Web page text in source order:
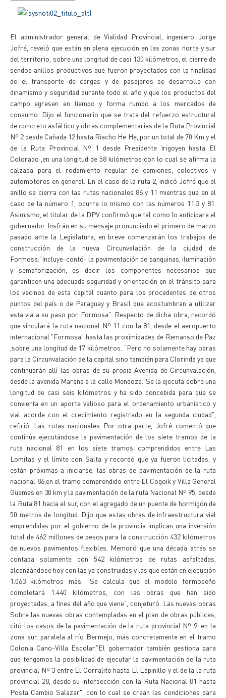
El administrador general de Vialidad Provincial, ingeniero Jorge
Jofré, reveló que están en plena ejecución en las zonas norte y sur
del territorio, sobre una longitud de casi 130 kilómetros, el cierre de
sendos anillos productivos que fueron proyectados con la finalidad
de el transporte de cargas y de pasajeros se desarrolle con
dinamismo y seguridad durante todo el año y que los productos del
campo egresen en tiempo y forma rumbo a los mercados de
consumo. Dijo el funcionario que se trata del refuerzo estructural
de concreto asfáltico y obras complementarias de la Ruta Provincial
Nº 2 desde Cañada 12 hasta Riacho He He, por un total de 70 Km y el
de la Ruta Provincial Nº 1 desde Presidente Irigoyen hasta El
Colorado ,en una longitud de 58 kilómetros con lo cual se afirma la
calzada para el rodamiento regular de camiones, colectivos y
automotores en general. En el caso de la ruta 2, indicó Jofré que el
anillo se cierra con las rutas nacionales 86 y 11 mientras que en el
caso de la número 1, ocurre lo mismo con las números 11,3 y 81.
Asimismo, el titular de la DPV confirmó que tal como lo anticipara el
gobernador Insfrán en su mensaje pronunciado el primero de marzo
pasado ante la Legislatura, en breve comenzarán los trabajos de
construcción de la nueva Circunvalación de la ciudad de
Formosa."Incluye-contó- la pavimentación de banquinas, iluminación
y semaforización, es decir los componentes necesarios que
garanticen una adecuada seguridad y orientación en el tránsito para
los vecinos de esta capital cuanto para los procedentes de otros
puntos del país o de Paraguay y Brasil que acostumbran a utilizar
esta via a su paso por Formosa". Respecto de dicha obra, recordó
que vinculará la ruta nacional Nº 11 con la 81, desde el aeropuerto
internacional "Formosa" hasta las proximidades de Remanso de Paz
,sobre una longitud de 17 kilómetros. “Pero no solamente hay obras
para la Circunvalación de la capital sino también para Clorinda ya que
continuarán allí las obras de su propia Avenida de Circunvalación,
desde la avenida Marana a la calle Mendoza."Se la ejecuta sobre una
longitud de casi seis kilómetros y ha sido concebida para que se
convierta en un aporte valioso para el ordenamiento urbanístico y
vial acorde con el crecimiento registrado en la segunda ciudad",
refirió. Las rutas nacionales Por otra parte, Jofré comentó que
continúa ejecutándose la pavimentación de los siete tramos de la
ruta nacional 81 en los siete tramos comprendidos entre Las
Lomitas y el límite con Salta y recordó que ya fueron licitadas, y
están próximas a iniciarse, las obras de pavimentación de la ruta
nacional 86,en el tramo comprendido entre El Cogoik y Villa General
Güemes en 30 km y la pavimentación de la ruta Nacional Nº 95, desde
la Ruta 81 hacia el sur, con el agregado de un puente de hormigón de
50 metros de longitud. Dijo que estas obras de infraestructura vial
emprendidas por el gobierno de la provincia implican una inversión
total de 462 millones de pesos para la construcción 432 kilómetros
de nuevos pavimentos flexibles. Memoró que una década atrás se
contaba solamente con 542 kilómetros de rutas asfaltadas,
alcanzándose hoy con las ya construidas y las que están en ejecución
1.063 kilómetros más. “Se calcula que el modelo formoseño
completará 1.440 kilómetros, con las obras que han sido
proyectadas, a fines del año que viene”, conjeturó. Las nuevas obras
Sobre las nuevas obras contempladas en el plan de obras públicas,
citó los casos de la pavimentación de la ruta provincial Nº 9, en la
zona sur, paralela al río Bermejo, más concretamente en el tramo
Colonia Cano-Villa Escolar."El gobernador también gestiona para
que tengamos la posibilidad de ejecutar la pavimentación de la ruta
provincial Nº 3 entre El Corralito hasta El Espinillo y el de la la ruta
provincial 28, desde su intersección con la Ruta Nacional 81 hasta
Posta Cambio Salazar", con lo cual se crean las condiciones para